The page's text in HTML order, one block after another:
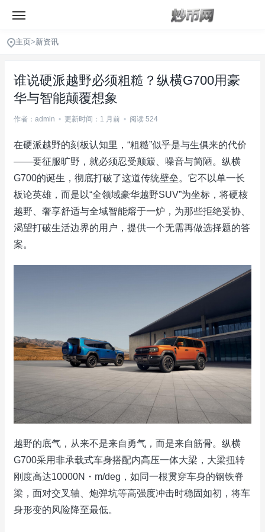
主页>新资讯
谁说硬派越野必须粗糙？纵横G700用豪
华与智能颠覆想象
作者：admin • 更新时间：1 月前 • 阅读 524
在硬派越野的刻板认知里，“粗糙”似乎是与生俱来的代价
——要征服旷野，就必须忍受颠簸、噪音与简陋。纵横
G700的诞生，彻底打破了这道传统壁垒。它不以单一长
板论英雄，而是以“全领域豪华越野SUV”为坐标，将硬核
越野、奢享舒适与全域智能熔于一炉，为那些拒绝妥协、
渴望打破生活边界的用户，提供一个无需再做选择题的答
案。
越野的底气，从来不是来自勇气，而是来自筋骨。纵横
G700采用非承载式车身搭配内高压一体大梁，大梁扭转
刚度高达10000N・m/deg，如同一根贯穿车身的钢铁脊
梁，面对交叉轴、炮弹坑等高强度冲击时稳固如初，将车
身形变的风险降至最低。